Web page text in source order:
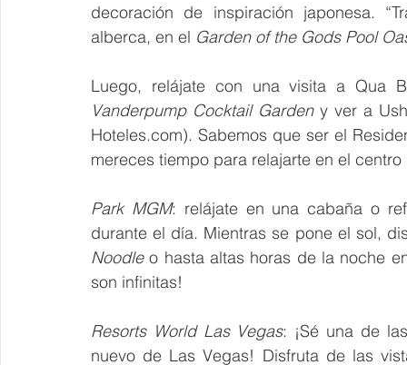
decoración de inspiración japonesa.
alberca, en el Garden of the Gods Pool
Vanderpump Cocktail Garden y ver a
Hoteles.com). Sabemos que ser el
mereces tiempo para relajarte en el centro
Park MGM: relájate en una cabaña o
durante el día. Mientras se pone el sol,
Noodle o hasta altas horas de la noche
son infinitas!
Resorts World Las Vegas: ¡Sé una de
nuevo de Las Vegas! Disfruta de las